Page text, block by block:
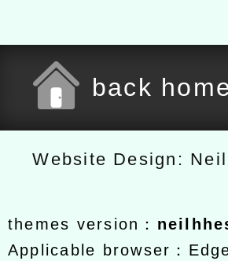
back
Website Design:
themes version：
Applicable browser：